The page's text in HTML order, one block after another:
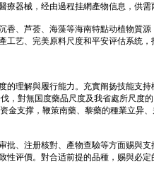
器械，经由過程挂網產物信息，供需
、芦荟、海藻等海南特點动植物質
艺、完美原料尺度和平安评估系统，
理解與履行能力。充實阐扬技能支
對無国度藥品尺度及我省處所尺度
支撑，鞭策南藥、黎藥的種業立异
、注册核對、產物查驗等方面赐與
评價。對合适前提的品種，赐與必定